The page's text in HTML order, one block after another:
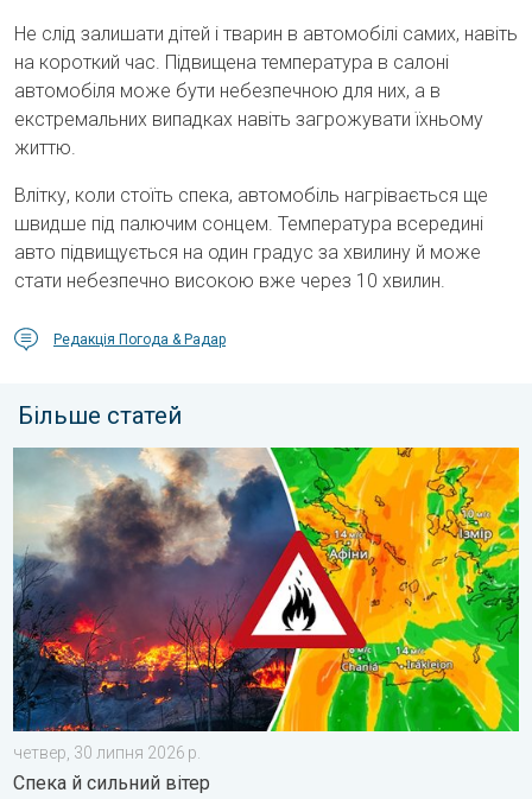
Не слід залишати дітей і тварин в автомобілі самих, навіть
на короткий час. Підвищена температура в салоні
автомобіля може бути небезпечною для них, а в
екстремальних випадках навіть загрожувати їхньому
життю.
Влітку, коли стоїть спека, автомобіль нагрівається ще
швидше під палючим сонцем. Температура всередині
авто підвищується на один градус за хвилину й може
стати небезпечно високою вже через 10 хвилин.
Редакція Погода & Радар
Більше статей
Лісові пожежі у Південно-Східній Європі. Спека й сильний
четвер, 30 липня 2026 р.
Спека й сильний вітер